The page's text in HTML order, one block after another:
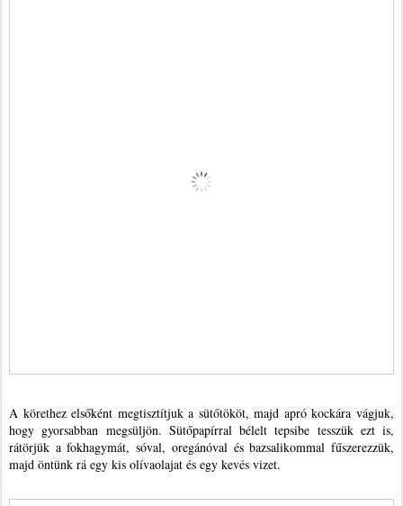
A körethez elsőként megtisztítjuk a sütőtököt, majd apró kockára vágjuk,
hogy gyorsabban megsüljön. Sütőpapírral bélelt tepsibe tesszük ezt is,
rátörjük a fokhagymát, sóval, oregánóval és bazsalikommal fűszerezzük,
majd öntünk rá egy kis olívaolajat és egy kevés vizet.